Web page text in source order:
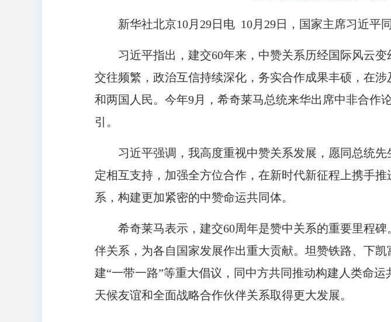
新华社北京10月29日电 10月29日，国家主席习近平
习近平指出，建交60年来，中赞关系历经国际风云
交往频繁，政治互信持续深化，务实合作成果丰硕，在
和两国人民。今年9月，希奇莱马总统来华出席中非合作
引。
习近平强调，我高度重视中赞关系发展，愿同总统
定相互支持，加强全方位合作，在新时代新征程上携手
系，构建更加紧密的中赞命运共同体。
希奇莱马表示，建交60周年是赞中关系的重要里程
伴关系，为各自国家发展作出重大贡献。坦赞铁路、下
建“一带一路”等重大倡议，同中方共同推动构建人类命
天候友谊和全面战略合作伙伴关系取得更大发展。